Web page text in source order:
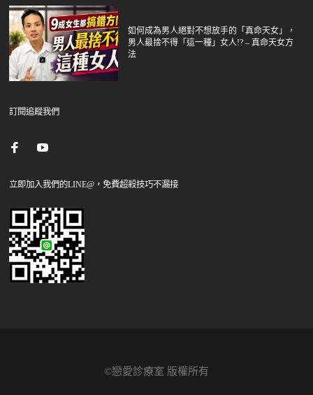
如何成為男人絕對不想放手的「真命天女」，
男人最捨不得「這一種」女人!? – 真命天女方
法
訂閱追蹤我們
立即加入我們的LINE@，免費超殺技巧不漏接
©戀愛診療室 版權所有